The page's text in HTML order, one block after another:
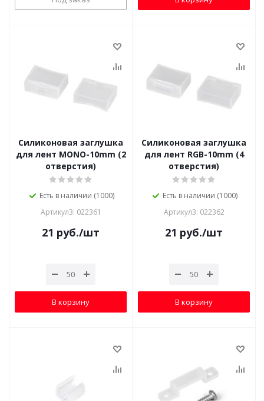
Силиконовая заглушка
для лент MONO-10mm (2
отверстия)
Есть в наличии (1000)
Артикул3: 022361
21 руб./шт
В корзину
Силиконовая заглушка
для лент RGB-10mm (4
отверстия)
Есть в наличии (1000)
Артикул3: 022362
21 руб./шт
В корзину